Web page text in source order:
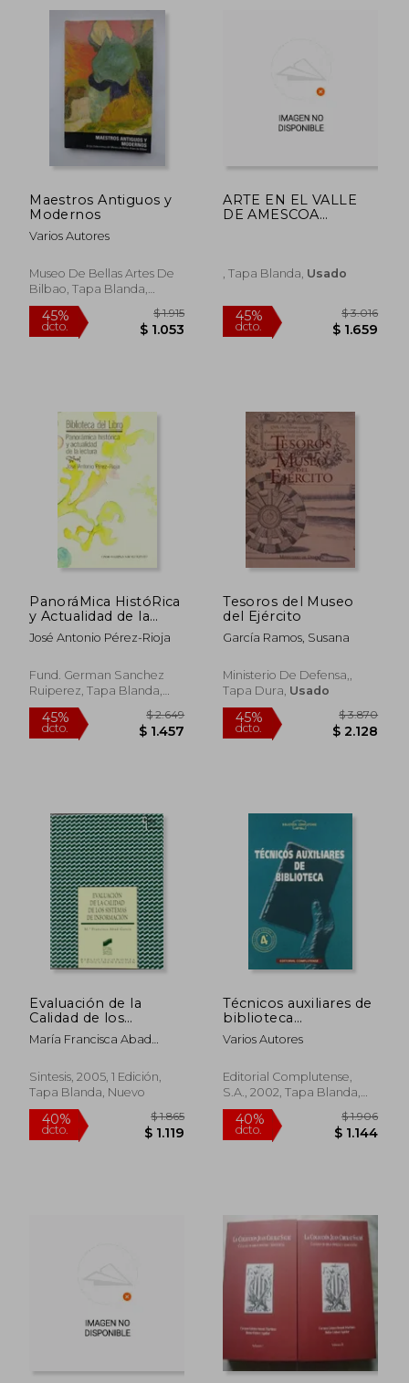
dcto.
45%
dcto. $ 1.597
45%
dcto.
Maestros Antiguos y
Modernos
Varios Autores
Museo De Bellas Artes De
Bilbao, Tapa Blanda,
Usado
45%
dcto. $ 1.053
ARTE EN EL VALLE
DE AMESCOA
, Tapa Blanda, Usado
45%
dcto.
PanoráMica HistóRica
y Actualidad de la
Lectura
José Antonio Pérez-Rioja
Fund. German Sanchez
Ruiperez, Tapa Blanda,
Usado
45%
Tesoros del Museo
del Ejército
García Ramos, Susana
Ministerio De Defensa,,
Tapa Dura, Usado
45%
Evaluación de la
Calidad de los
Sistemas de
Información
María Francisca Abad
Sintesis, 2005, 1 Edición,
Tapa Blanda, Nuevo
Técnicos auxiliares de
biblioteca
(Biblioteconomía)
Varios Autores
Editorial Complutense,
S.A., 2002, Tapa Blanda,
Nuevo